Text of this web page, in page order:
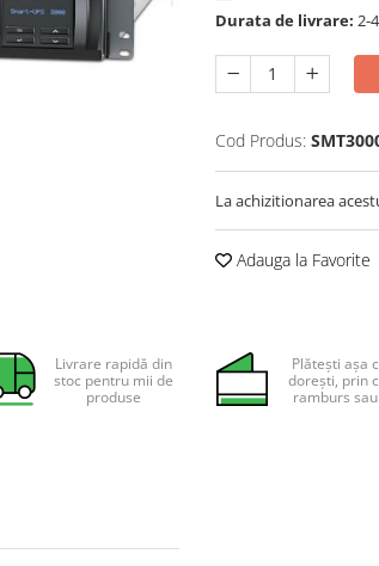
Durata de livrare: 2-
Cod Produs:
La achizitionarea
Adauga la Favorite
Livrare rapidă din
stoc pentru mii de
produse
Plătești așa
dorești, prin
ramburs sau